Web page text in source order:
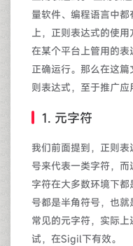
量软件、编程语言中
上，正则表达式的使
在某个平台上管用的
正确运行。那么在这
则表达式，至于推广应
1. 元字符
我们前面提到，正则
号来代表一类字符，而
字符在大多数环境下
号都是半角符号，也
常见的元字符，实际
试，在Sigil下有效。